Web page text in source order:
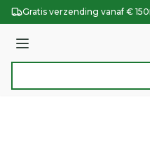
Ga naar de inhoud
Gratis verzending vanaf € 150
Menu